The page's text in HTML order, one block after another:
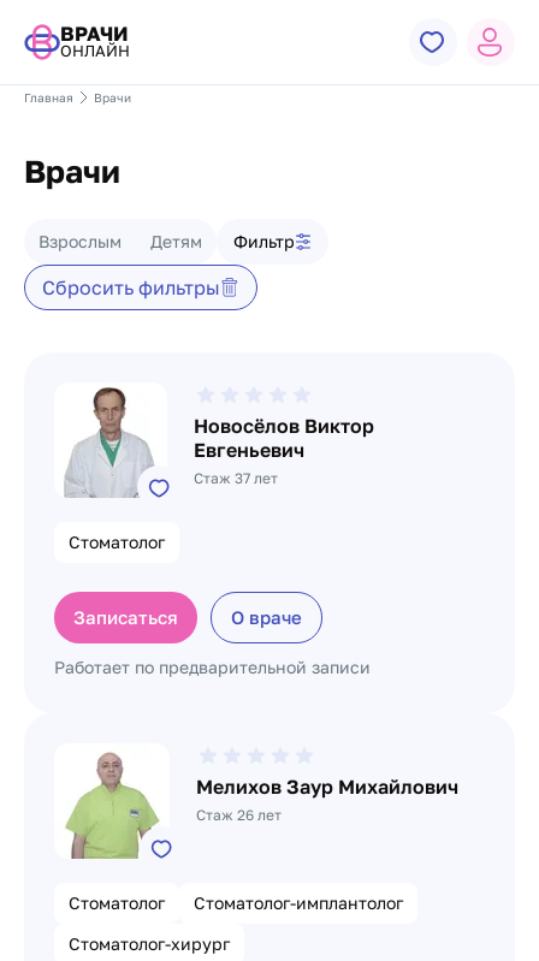
ВРАЧИ
ОНЛАЙН
Главная Врачи
Врачи
Фильтр врачей
Взрослым Детям Фильтр
Сбросить фильтры
Новосёлов Виктор
Евгеньевич
Стаж 37 лет
Стоматолог
Записаться О враче
Работает по предварительной записи
Мелихов Заур Михайлович
Стаж 26 лет
Стоматолог
Стоматолог-имплантолог
Стоматолог-хирург